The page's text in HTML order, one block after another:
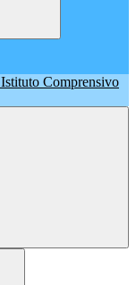
Istituto Comprensivo